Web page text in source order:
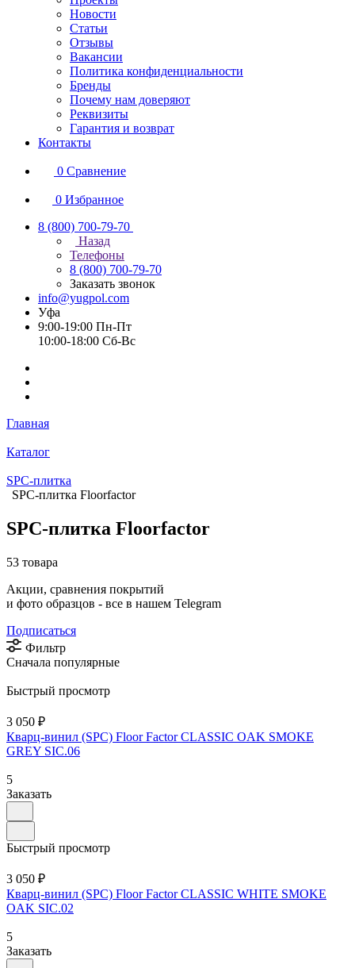
Новости
Статьи
Отзывы
Вакансии
Политика конфиденциальности
Бренды
Почему нам доверяют
Реквизиты
Гарантия и возврат
Контакты
0 Сравнение
0 Избранное
8 (800) 700-79-70
Назад
Телефоны
8 (800) 700-79-70
Заказать звонок
info@yugpol.com
Уфа
9:00-19:00 Пн-Пт
10:00-18:00 Cб-Вс
Главная
Каталог
SPC-плитка
SPC-плитка Floorfactor
SPC-плитка Floorfactor
53 товара
Акции, сравнения покрытий
и фото образцов - все в нашем Telegram
Подписаться
Фильтр
Сначала популярные
Быстрый просмотр
3 050 ₽
Кварц-винил (SPC) Floor Factor CLASSIC OAK SMOKE
GREY SIC.06
5
Заказать
Быстрый просмотр
3 050 ₽
Кварц-винил (SPC) Floor Factor CLASSIC WHITE SMOKE
OAK SIC.02
5
Заказать